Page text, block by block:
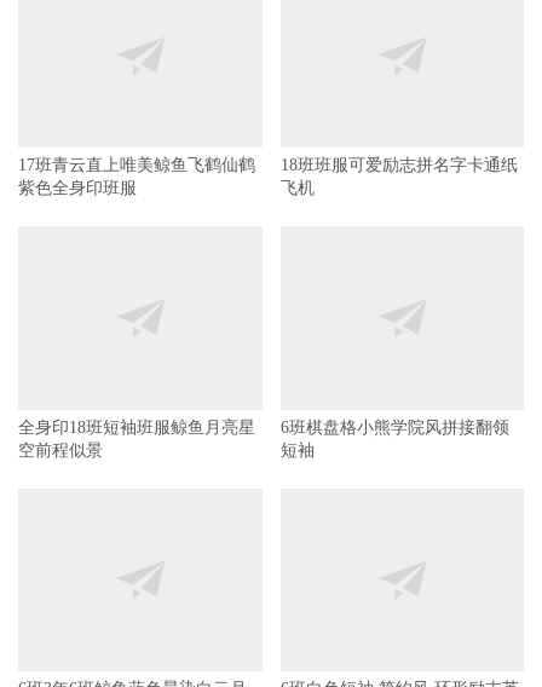
17班青云直上唯美鲸鱼飞鹤仙鹤
紫色全身印班服
18班班服可爱励志拼名字卡通纸
飞机
全身印18班短袖班服鲸鱼月亮星
空前程似景